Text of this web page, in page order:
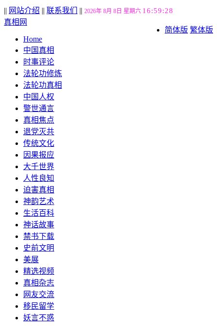
|| 网站介绍 || 联系我们 || 2026年 8月 8日 星期六 16:59:29
简体版 繁体版
真相网
Home
中国真相
时事评论
法轮功修炼
法轮功真相
中国人权
警世通言
真相焦点
退党灭共
传统文化
因果报应
大千世界
人性良知
迫害真相
神韵艺术
生活百科
神话故事
禁书下载
史前文明
美展
精选视频
真相杂志
网友交流
移民留学
妖言不惑